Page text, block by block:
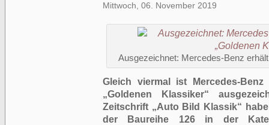
Mittwoch, 06. November 2019
Ausgezeichnet: Mercedes-Benz
Gleich viermal ist Mercedes-
„Goldenen Klassiker“
Zeitschrift „Auto Bild Klassik“
der Baureihe 126 in der